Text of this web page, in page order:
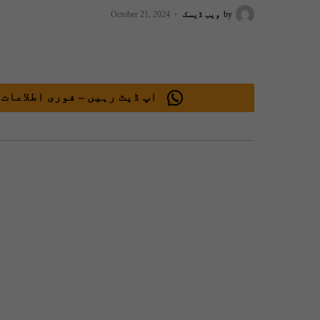
by ویب ڈیسک October 21, 2024
اپ ڈیٹ رہیں – فوری